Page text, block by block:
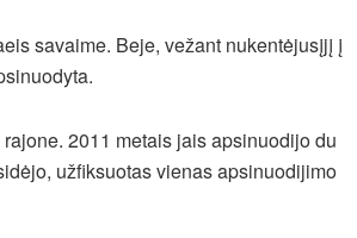
savaime. Beje, vežant nukentėjusįjį į
2011 metais jais apsinuodijo du
užfiksuotas vienas apsinuodijimo